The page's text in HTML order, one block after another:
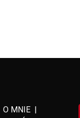
O MNIE |